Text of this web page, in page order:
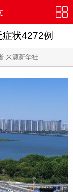
状4272例
:来源新华社